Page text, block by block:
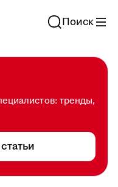
Поиск
тренды,